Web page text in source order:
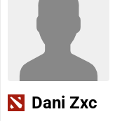
Dani Zxc